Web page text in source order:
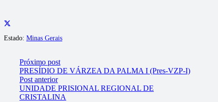
Estado: Minas Gerais
Próximo post
PRESÍDIO DE VÁRZEA DA PALMA I (Pres-VZP-I)
Post anterior
UNIDADE PRISIONAL REGIONAL DE
CRISTALINA